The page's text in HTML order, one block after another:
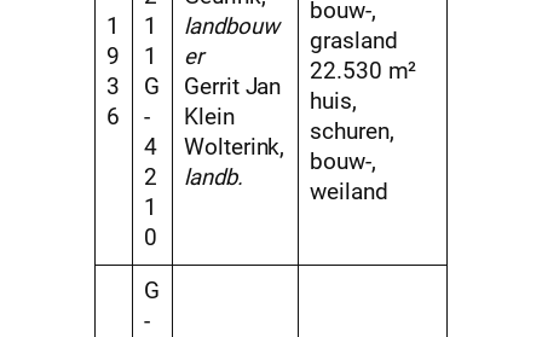
1
9
3
6
1
1
G
-
4
2
1
0
landbouw
er
Gerrit Jan
Klein
Wolterink,
landb.
bouw-,
grasland
22.530 m²
huis,
schuren,
bouw-,
weiland
G
-